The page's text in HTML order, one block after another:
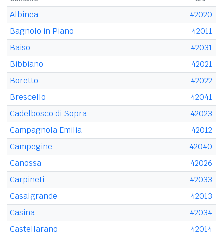
Albinea
42020
Bagnolo in Piano
42011
Baiso
42031
Bibbiano
42021
Boretto
42022
Brescello
42041
Cadelbosco di Sopra
42023
Campagnola Emilia
42012
Campegine
42040
Canossa
42026
Carpineti
42033
Casalgrande
42013
Casina
42034
Castellarano
42014